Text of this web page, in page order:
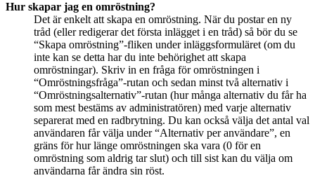
Hur skapar jag en omröstning?
Det är enkelt att skapa en omröstning. När du postar en ny
tråd (eller redigerar det första inlägget i en tråd) så bör du se
“Skapa omröstning”-fliken under inläggsformuläret (om du
inte kan se detta har du inte behörighet att skapa
omröstningar). Skriv in en fråga för omröstningen i
“Omröstningsfråga”-rutan och sedan minst två alternativ i
“Omröstningsalternativ”-rutan (hur många alternativ du får ha
som mest bestäms av administratören) med varje alternativ
separerat med en radbrytning. Du kan också välja det antal val
användaren får välja under “Alternativ per användare”, en
gräns för hur länge omröstningen ska vara (0 för en
omröstning som aldrig tar slut) och till sist kan du välja om
användarna får ändra sin röst.